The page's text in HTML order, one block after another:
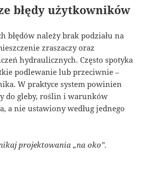
błędy użytkowników
błędów należy brak podziału na
zraszaczy oraz
hydraulicznych. Często spotyka
podlewanie lub przeciwnie –
W praktyce system powinien
do gleby, roślin i warunków
a nie ustawiony według jednego
projektowania „na oko”.